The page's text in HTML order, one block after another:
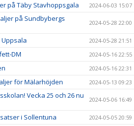
på Täby Stavhoppsgala 2024-06-03 15:07
på Sundbybergs
2024-05-28 22:00
2024-05-28 21:51
DM 2024-05-16 22:55
2024-05-16 22:31
för Mälarhöjden 2024-05-13 09:23
Vecka 25 och 26 nu
2024-05-06 16:49
i Sollentuna 2024-05-05 20:59